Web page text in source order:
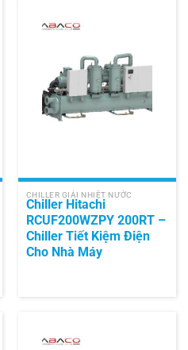
CHILLER GIẢI NHIỆT NƯỚC
Chiller Hitachi
RCUF200WZPY 200RT –
Chiller Tiết Kiệm Điện
Cho Nhà Máy